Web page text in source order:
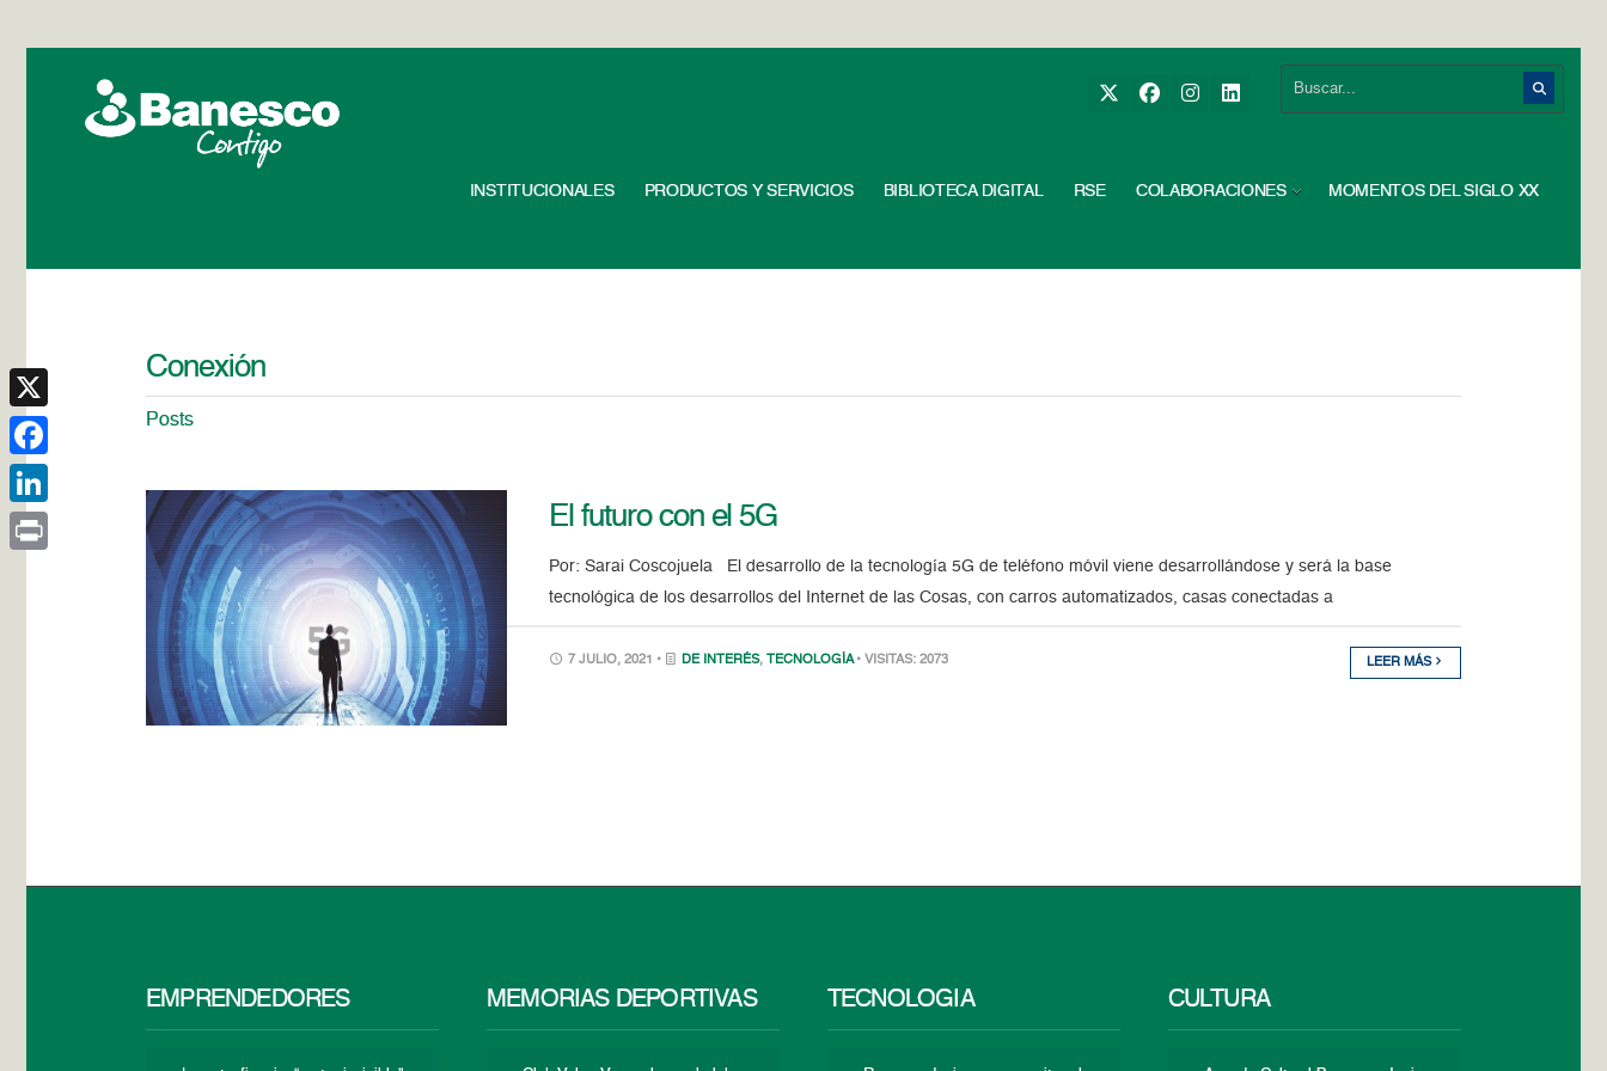
INSTITUCIONALES PRODUCTOS Y SERVICIOS BIBLIOTECA DIGITAL RSE COLABORACIONES MOMENTOS DEL SIGLO XX
Conexión
Posts
El futuro con el 5G
Por: Sarai Coscojuela El desarrollo de la tecnología 5G de teléfono móvil viene desarrollándose y será la base
tecnológica de los desarrollos del Internet de las Cosas, con carros automatizados, casas conectadas a
7 JULIO, 2021 • DE INTERÉS, TECNOLOGÍA • VISITAS: 2073 LEER MÁS
EMPRENDEDORES MEMORIAS DEPORTIVAS TECNOLOGÍA CULTURA
X
Facebook
LinkedIn